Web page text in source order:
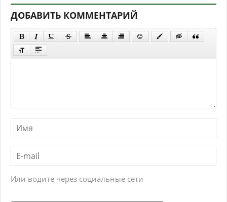
ДОБАВИТЬ КОММЕНТАРИЙ
Или водите через социальные сети